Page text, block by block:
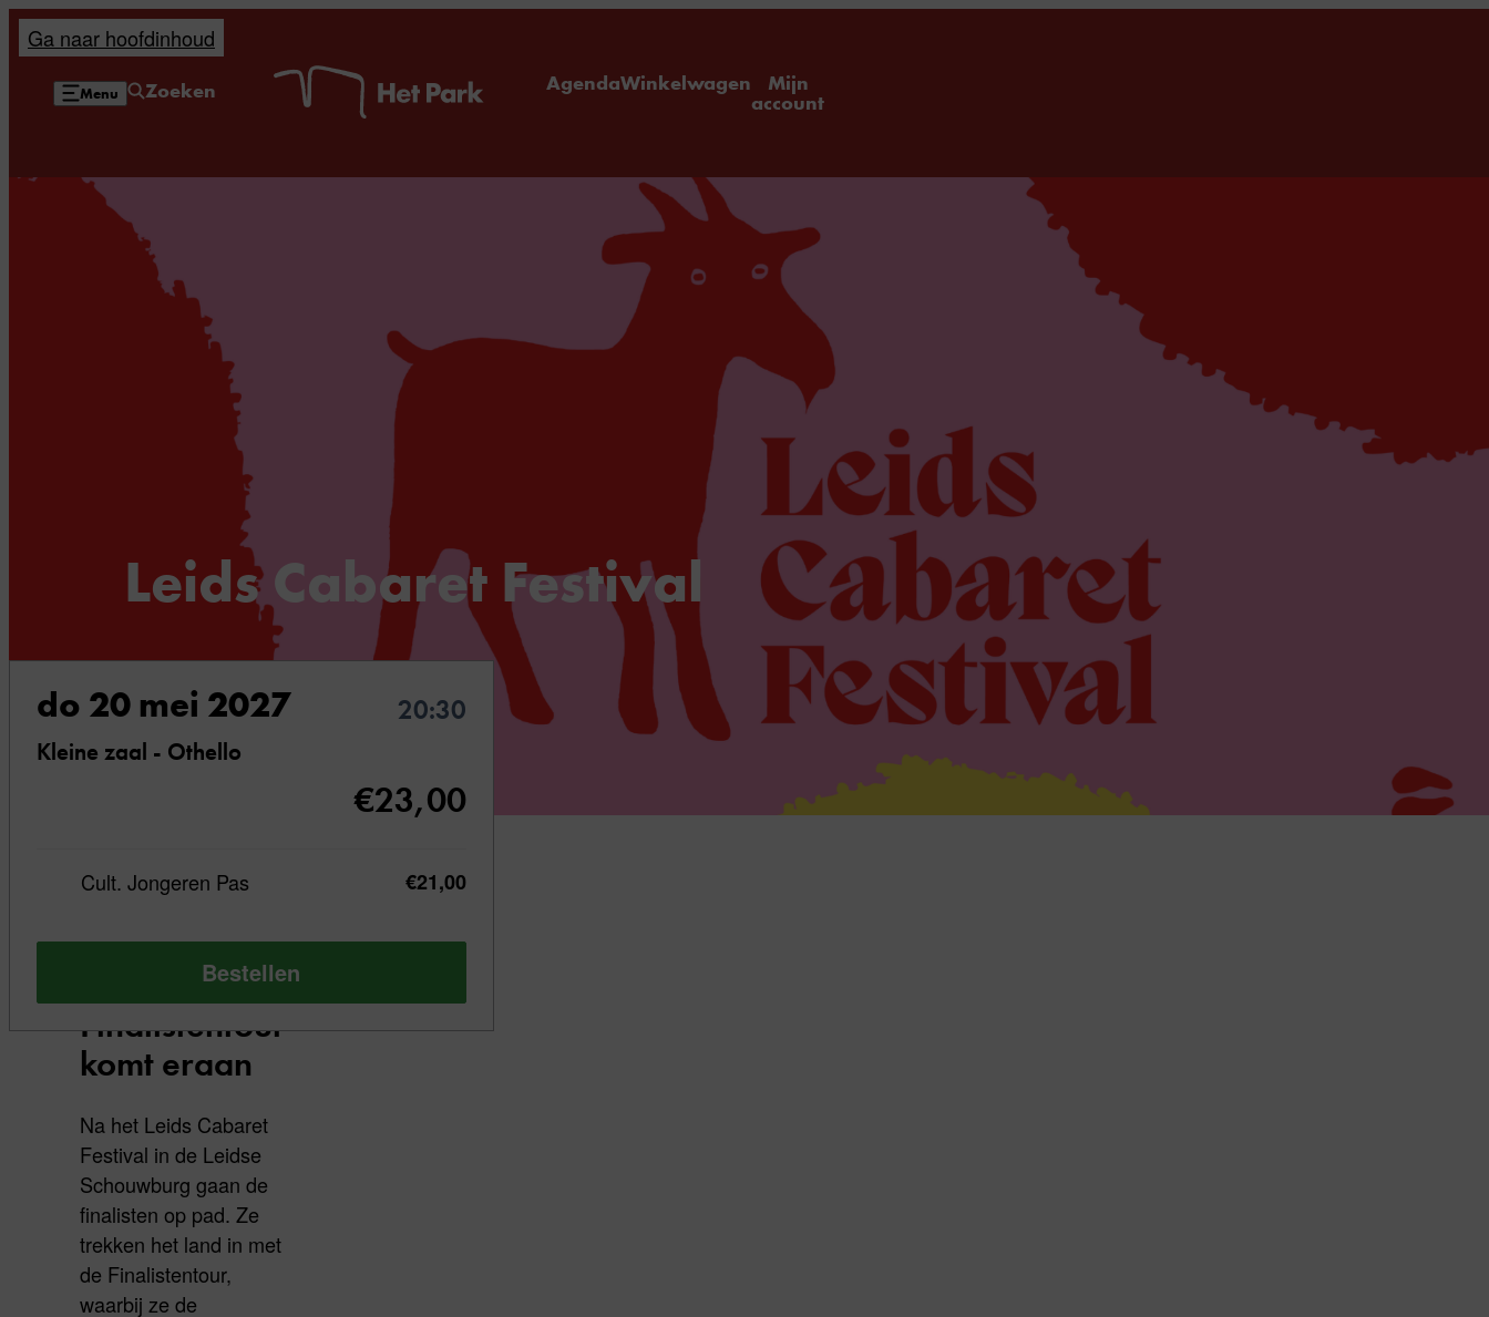
Ga naar hoofdinhoud
Zoeken
Menu AgendaWinkelwagen Mijn
account
Leids Cabaret Festival
do 20 mei 2027 20:30
Kleine zaal - Othello
€23,00
Cult. Jongeren Pas €21,00
Bestellen
Acht
talenten, één
winnaar —
Finalistentour
komt eraan
Na het Leids Cabaret
Festival in de Leidse
Schouwburg gaan de
finalisten op pad. Ze
trekken het land in met
de Finalistentour,
waarbij ze de